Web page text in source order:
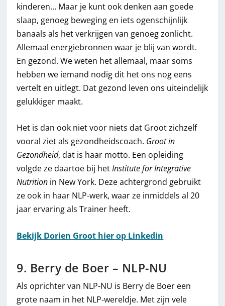
kinderen… Maar je kunt ook denken aan goede
slaap, genoeg beweging en iets ogenschijnlijk
banaals als het verkrijgen van genoeg zonlicht.
Allemaal energiebronnen waar je blij van wordt.
En gezond. We weten het allemaal, maar soms
hebben we iemand nodig dit het ons nog eens
vertelt en uitlegt. Dat gezond leven ons uiteindelijk
gelukkiger maakt.
Het is dan ook niet voor niets dat Groot zichzelf
vooral ziet als gezondheidscoach. Groot in
Gezondheid, dat is haar motto. Een opleiding
volgde ze daartoe bij hetInstitute for Integrative
Nutrition in New York. Deze achtergrond gebruikt
ze ook in haar NLP-werk, waar ze inmiddels al 20
jaar ervaring als Trainer heeft.
Bekijk Dorien Groot hier op Linkedin
9. Berry de Boer – NLP-NU
Als oprichter van NLP-NU is Berry de Boer een
grote naam in het NLP-wereldje. Met zijn vele